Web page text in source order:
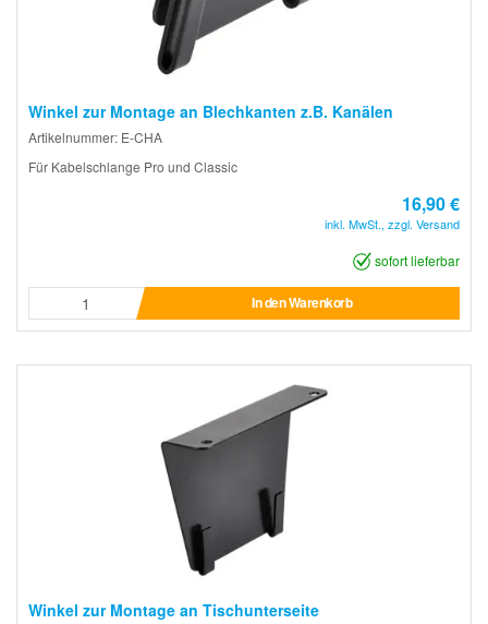
Winkel zur Montage an Blechkanten z.B. Kanälen
Artikelnummer: E-CHA
Für Kabelschlange Pro und Classic
16,90 €
inkl. MwSt., zzgl. Versand
sofort lieferbar
In den Warenkorb
Winkel zur Montage an Tischunterseite